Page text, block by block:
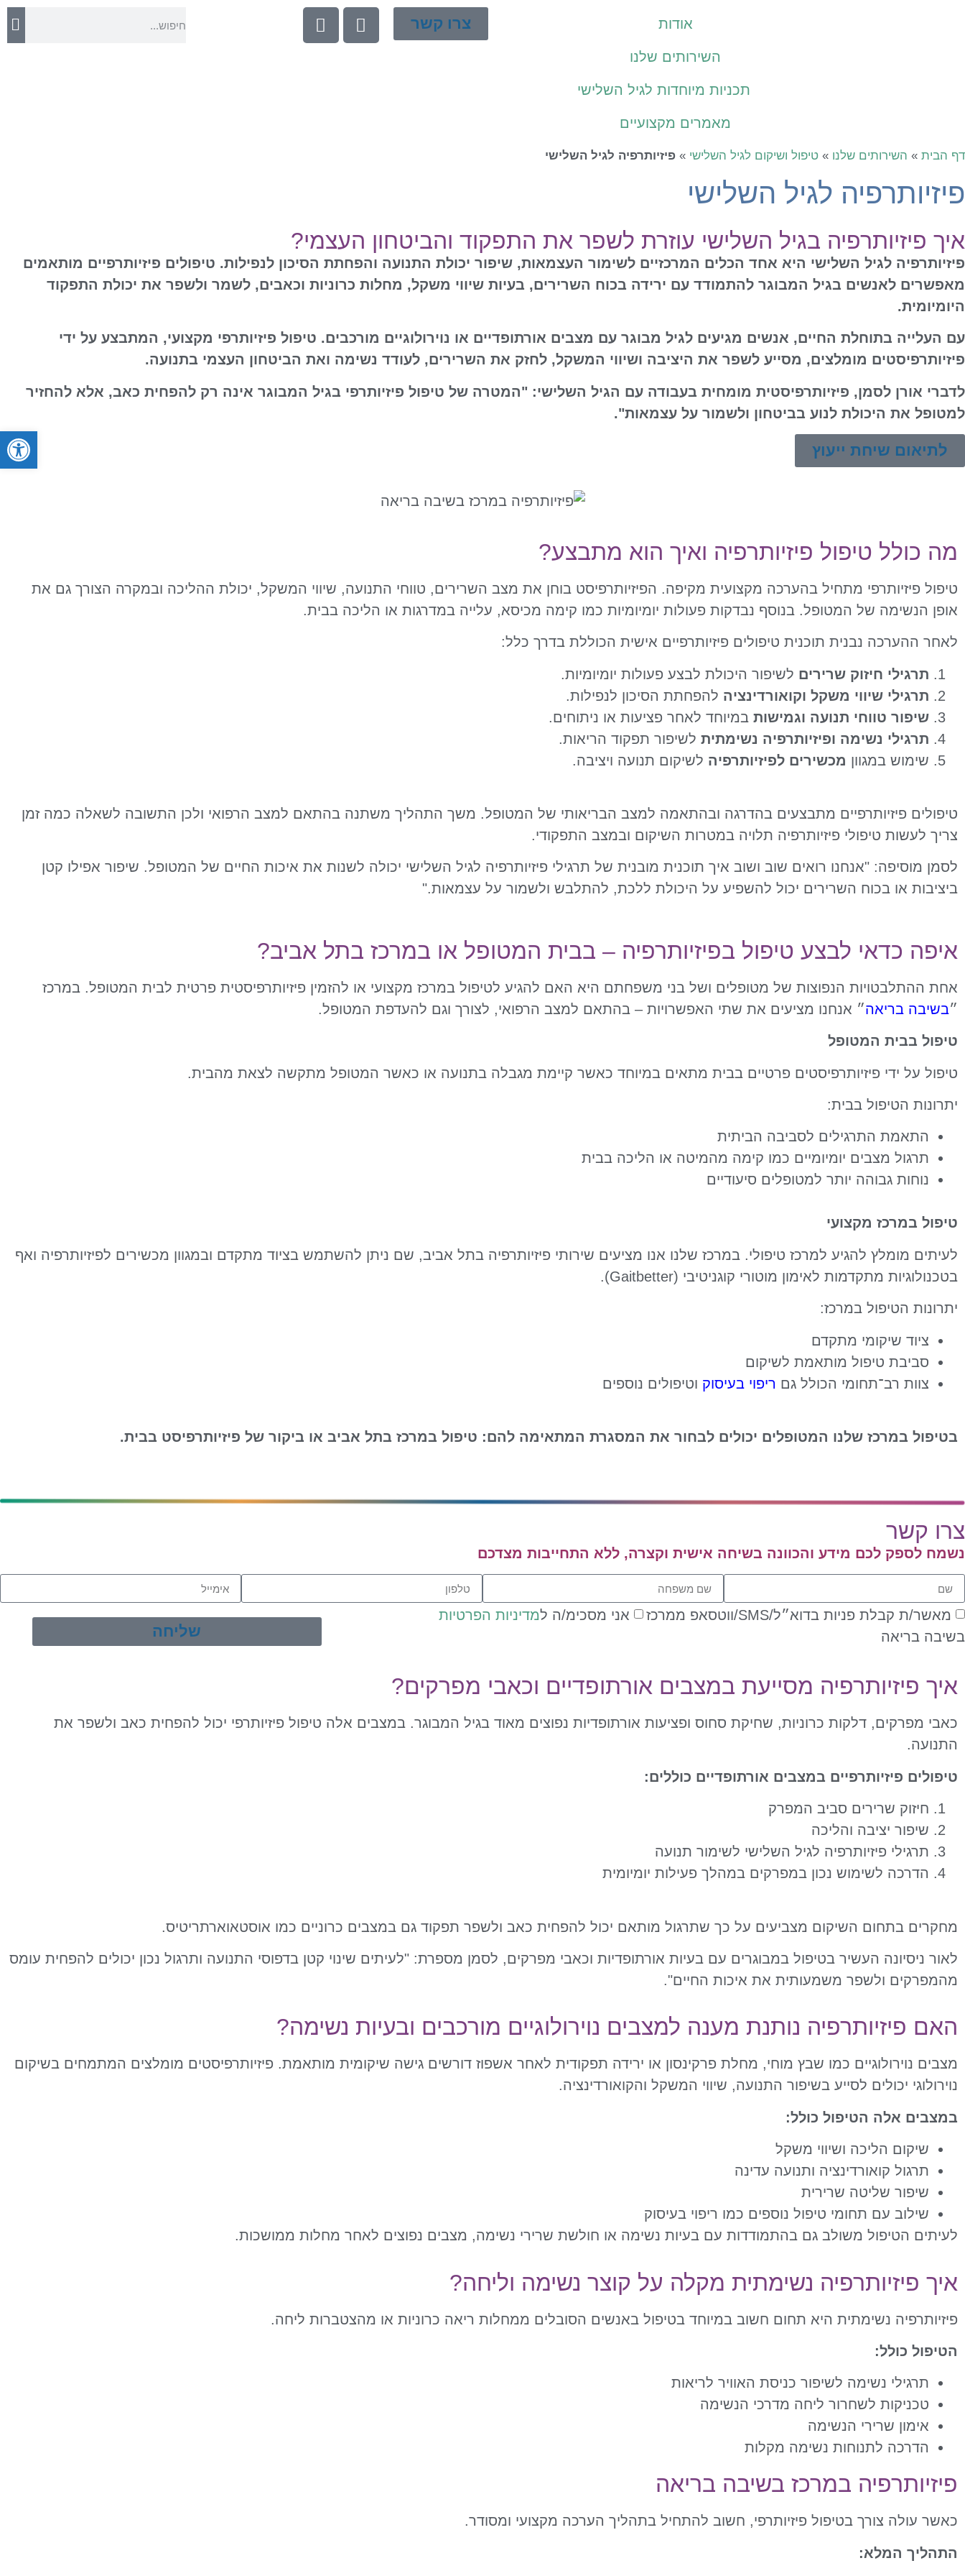
אודות
השירותים שלנו
תכניות מיוחדות לגיל השלישי
מאמרים מקצועיים
צרו קשר
דף הבית » השירותים שלנו » טיפול ושיקום לגיל השלישי » פיזיותרפיה לגיל השלישי
פיזיותרפיה לגיל השלישי
איך פיזיותרפיה בגיל השלישי עוזרת לשפר את התפקוד והביטחון העצמי?
פיזיותרפיה לגיל השלישי היא אחד הכלים המרכזיים לשימור העצמאות, שיפור יכולת התנועה והפחתת הסיכון לנפילות. טיפולים פיזיותרפיים מותאמים
מאפשרים לאנשים בגיל המבוגר להתמודד עם ירידה בכוח השרירים, בעיות שיווי משקל, מחלות כרוניות וכאבים, לשמר ולשפר את יכולת התפקוד
היומיומית.
עם העלייה בתוחלת החיים, אנשים מגיעים לגיל מבוגר עם מצבים אורתופדיים או נוירולוגיים מורכבים. טיפול פיזיותרפי מקצועי, המתבצע על ידי
פיזיותרפיסטים מומלצים, מסייע לשפר את היציבה ושיווי המשקל, לחזק את השרירים, לעודד נשימה ואת הביטחון העצמי בתנועה.
לדברי אורן לסמן, פיזיותרפיסטית מומחית בעבודה עם הגיל השלישי: "המטרה של טיפול פיזיותרפי בגיל המבוגר אינה רק להפחית כאב, אלא להחזיר
למטופל את היכולת לנוע בביטחון ולשמור על עצמאות".
לתיאום שיחת ייעוץ
מה כולל טיפול פיזיותרפיה ואיך הוא מתבצע?
טיפול פיזיותרפי מתחיל בהערכה מקצועית מקיפה. הפיזיותרפיסט בוחן את מצב השרירים, טווחי התנועה, שיווי המשקל, יכולת ההליכה ובמקרה הצורך גם את
אופן הנשימה של המטופל. בנוסף נבדקות פעולות יומיומיות כמו קימה מכיסא, עלייה במדרגות או הליכה בבית.
לאחר ההערכה נבנית תוכנית טיפולים פיזיותרפיים אישית הכוללת בדרך כלל:
תרגילי חיזוק שרירים לשיפור היכולת לבצע פעולות יומיומיות.
תרגילי שיווי משקל וקואורדינציה להפחתת הסיכון לנפילות.
שיפור טווחי תנועה וגמישות במיוחד לאחר פציעות או ניתוחים.
תרגילי נשימה ופיזיותרפיה נשימתית לשיפור תפקוד הריאות.
שימוש במגוון מכשירים לפיזיותרפיה לשיקום תנועה ויציבה.
טיפולים פיזיותרפיים מתבצעים בהדרגה ובהתאמה למצב הבריאותי של המטופל. משך התהליך משתנה בהתאם למצב הרפואי ולכן התשובה לשאלה כמה זמן
צריך לעשות טיפולי פיזיותרפיה תלויה במטרות השיקום ובמצב התפקודי.
לסמן מוסיפה: "אנחנו רואים שוב ושוב איך תוכנית מובנית של תרגילי פיזיותרפיה לגיל השלישי יכולה לשנות את איכות החיים של המטופל. שיפור אפילו קטן
ביציבות או בכוח השרירים יכול להשפיע על היכולת ללכת, להתלבש ולשמור על עצמאות."
איפה כדאי לבצע טיפול בפיזיותרפיה – בבית המטופל או במרכז בתל אביב?
אחת ההתלבטויות הנפוצות של מטופלים ושל בני משפחתם היא האם להגיע לטיפול במרכז מקצועי או להזמין פיזיותרפיסטית פרטית לבית המטופל. במרכז
״בשיבה בריאה״ אנחנו מציעים את שתי האפשרויות – בהתאם למצב הרפואי, לצורך וגם להעדפת המטופל.
טיפול בבית המטופל
טיפול על ידי פיזיותרפיסטים פרטיים בבית מתאים במיוחד כאשר קיימת מגבלה בתנועה או כאשר המטופל מתקשה לצאת מהבית.
יתרונות הטיפול בבית:
התאמת התרגילים לסביבה הביתית
תרגול מצבים יומיומיים כמו קימה מהמיטה או הליכה בבית
נוחות גבוהה יותר למטופלים סיעודיים
טיפול במרכז מקצועי
לעיתים מומלץ להגיע למרכז טיפולי. במרכז שלנו אנו מציעים שירותי פיזיותרפיה בתל אביב, שם ניתן להשתמש בציוד מתקדם ובמגוון מכשירים לפיזיותרפיה ואף
בטכנולוגיות מתקדמות לאימון מוטורי קוגניטיבי (Gaitbetter).
יתרונות הטיפול במרכז:
ציוד שיקומי מתקדם
סביבת טיפול מותאמת לשיקום
צוות רב־תחומי הכולל גם ריפוי בעיסוק וטיפולים נוספים
בטיפול במרכז שלנו המטופלים יכולים לבחור את המסגרת המתאימה להם: טיפול במרכז בתל אביב או ביקור של פיזיותרפיסט בבית.
צרו קשר
נשמח לספק לכם מידע והכוונה בשיחה אישית וקצרה, ללא התחייבות מצדכם
מאשר/ת קבלת פניות בדוא״ל/SMS/ווטסאפ ממרכז
בשיבה בריאה
אני מסכימ/ה למדיניות הפרטיות
שליחה
איך פיזיותרפיה מסייעת במצבים אורתופדיים וכאבי מפרקים?
כאבי מפרקים, דלקות כרוניות, שחיקת סחוס ופציעות אורתופדיות נפוצים מאוד בגיל המבוגר. במצבים אלה טיפול פיזיותרפי יכול להפחית כאב ולשפר את
התנועה.
טיפולים פיזיותרפיים במצבים אורתופדיים כוללים:
חיזוק שרירים סביב המפרק
שיפור יציבה והליכה
תרגילי פיזיותרפיה לגיל השלישי לשימור תנועה
הדרכה לשימוש נכון במפרקים במהלך פעילות יומיומית
מחקרים בתחום השיקום מצביעים על כך שתרגול מותאם יכול להפחית כאב ולשפר תפקוד גם במצבים כרוניים כמו אוסטאוארתריטיס.
לאור ניסיונה העשיר בטיפול במבוגרים עם בעיות אורתופדיות וכאבי מפרקים, לסמן מספרת: "לעיתים שינוי קטן בדפוסי התנועה ותרגול נכון יכולים להפחית עומס
מהמפרקים ולשפר משמעותית את איכות החיים".
האם פיזיותרפיה נותנת מענה למצבים נוירולוגיים מורכבים ובעיות נשימה?
מצבים נוירולוגיים כמו שבץ מוחי, מחלת פרקינסון או ירידה תפקודית לאחר אשפוז דורשים גישה שיקומית מותאמת. פיזיותרפיסטים מומלצים המתמחים בשיקום
נוירולוגי יכולים לסייע בשיפור התנועה, שיווי המשקל והקואורדינציה.
במצבים אלה הטיפול כולל:
שיקום הליכה ושיווי משקל
תרגול קואורדינציה ותנועה עדינה
שיפור שליטה שרירית
שילוב עם תחומי טיפול נוספים כמו ריפוי בעיסוק
לעיתים הטיפול משולב גם בהתמודדות עם בעיות נשימה או חולשת שרירי נשימה, מצבים נפוצים לאחר מחלות ממושכות.
איך פיזיותרפיה נשימתית מקלה על קוצר נשימה וליחה?
פיזיותרפיה נשימתית היא תחום חשוב במיוחד בטיפול באנשים הסובלים ממחלות ריאה כרוניות או מהצטברות ליחה.
הטיפול כולל:
תרגילי נשימה לשיפור כניסת האוויר לריאות
טכניקות לשחרור ליחה מדרכי הנשימה
אימון שרירי הנשימה
הדרכה לתנוחות נשימה מקלות
פיזיותרפיה במרכז בשיבה בריאה
כאשר עולה צורך בטיפול פיזיותרפי, חשוב להתחיל בתהליך הערכה מקצועי ומסודר.
התהליך המלא:
פתח